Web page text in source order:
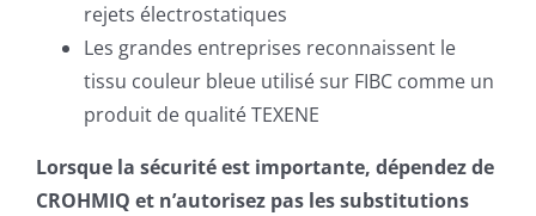
rejets électrostatiques
Les grandes entreprises reconnaissent le
tissu couleur bleue utilisé sur FIBC comme un
produit de qualité TEXENE
Lorsque la sécurité est importante, dépendez de
CROHMIQ et n’autorisez pas les substitutions